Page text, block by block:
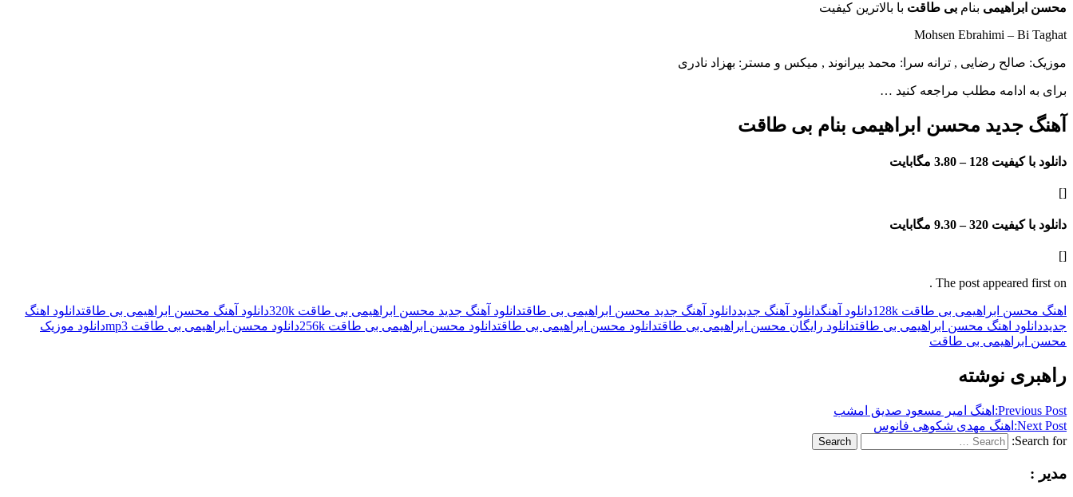
محسن ابراهیمی بنام بی طاقت با بالاترین کیفیت
Mohsen Ebrahimi – Bi Taghat
موزیک: صالح رضایی , ترانه سرا: محمد بیرانوند , میکس و مستر: بهزاد نادری
برای به ادامه مطلب مراجعه کنید …
آهنگ جدید محسن ابراهیمی بنام بی طاقت
دانلود با کیفیت 128 – 3.80 مگابایت
[]
دانلود با کیفیت 320 – 9.30 مگابایت
[]
The post appeared first on .
اهنگ محسن ابراهیمی بی طاقت 128k دانلود آهنگدانلود آهنگ جدیددانلود آهنگ جدید محسن ابراهیمی بی طاقتدانلود آهنگ جدید محسن ابراهیمی بی طاقت 320k دانلود آهنگ محسن ابراهیمی بی طاقتدانلود اهنگ
جدیددانلود اهنگ محسن ابراهیمی بی طاقتدانلود رایگان محسن ابراهیمی بی طاقتدانلود محسن ابراهیمی بی طاقتدانلود محسن ابراهیمی بی طاقت 256k دانلود محسن ابراهیمی بی طاقت mp3
دانلود موزیک
محسن ابراهیمی بی طاقت
راهبری نوشته
Previous Post: اهنگ امیر مسعود صدیق امشب
Next Post: اهنگ مهدی شکوهی فانوس
Search for:
Search
مدیر :